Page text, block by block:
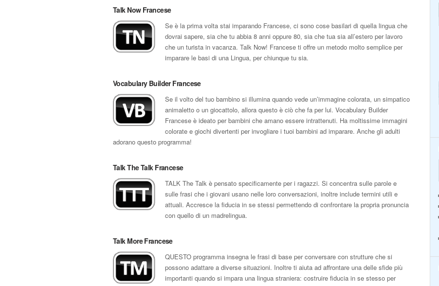
Talk Now Francese
Se è la prima volta stai imparando Francese, ci sono cose basilari di quella lingua che
dovrai sapere, sia che tu abbia 8 anni oppure 80, sia che tua sia all’estero per lavoro
che un turista in vacanza. Talk Now! Francese ti offre un metodo molto semplice per
imparare le basi di una Lingua, per chiunque tu sia.
Vocabulary Builder Francese
Se il volto del tuo bambino si illumina quando vede un’immagine colorata, un simpatico
animaletto o un giocattolo, allora questo è ciò che fa per lui. Vocabulary Builder
Francese è ideato per bambini che amano essere intrattenuti. Ha moltissime immagini
colorate e giochi divertenti per invogliare i tuoi bambini ad imparare. Anche gli adulti
adorano questo programma!
Talk The Talk Francese
TALK The Talk è pensato specificamente per i ragazzi. Si concentra sulle parole e
sulle frasi che i giovani usano nelle loro conversazioni, inoltre include termini utili e
attuali. Accresce la fiducia in se stessi permettendo di confrontare la propria pronuncia
con quello di un madrelingua.
Talk More Francese
QUESTO programma insegna le frasi di base per conversare con strutture che si
possono adattare a diverse situazioni. Inoltre ti aiuta ad affrontare una delle sfide più
importanti quando si impara una lingua straniera: costruire fiducia in se stesso per